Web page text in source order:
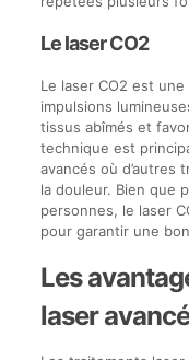
Le laser CO2
Le laser CO2 est
impulsions
tissus abîmés et
technique est
avancés où d’autres
la douleur. Bien que
personnes, le laser
pour garantir une
Les
laser